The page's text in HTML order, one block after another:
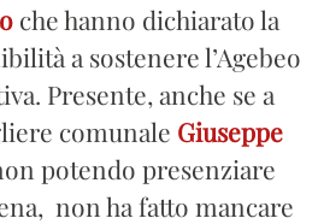
che hanno dichiarato la
a sostenere l’Agebeo
Presente, anche se a
comunale Giuseppe
potendo presenziare
non ha fatto mancare